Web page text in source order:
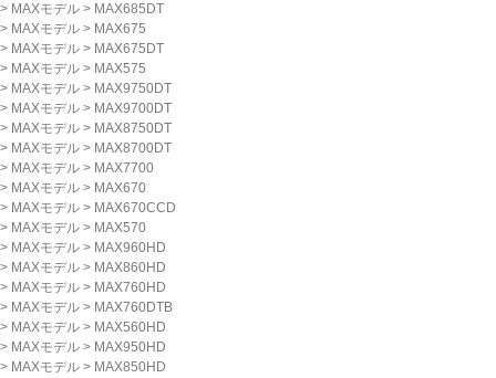
> MAXモデル > MAX685DT
> MAXモデル > MAX675
> MAXモデル > MAX675DT
> MAXモデル > MAX575
> MAXモデル > MAX9750DT
> MAXモデル > MAX9700DT
> MAXモデル > MAX8750DT
> MAXモデル > MAX8700DT
> MAXモデル > MAX7700
> MAXモデル > MAX670
> MAXモデル > MAX670CCD
> MAXモデル > MAX570
> MAXモデル > MAX960HD
> MAXモデル > MAX860HD
> MAXモデル > MAX760HD
> MAXモデル > MAX760DTB
> MAXモデル > MAX560HD
> MAXモデル > MAX950HD
> MAXモデル > MAX850HD